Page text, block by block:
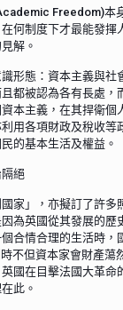
Freedom)本
何制度下才最能發揮
解。
形態：資本主義與社
都被認為各有長處，
本主義，在其捍衛個
用各項財政及稅收等
的基本生活及權益。
絕
家」，亦擬訂了許多
為英國從其發展的歷
合情合理的生活時，
不但資本家會財產蕩
國在目擊法國大革命
此。